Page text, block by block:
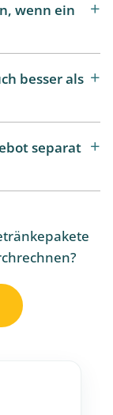
wenn ein
besser als
separat